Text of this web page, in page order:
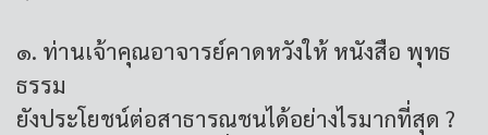
๑. ท่านเจ้าคุณอาจารย์คาดหวังให้ หนังสือ พุทธ
ธรรม
ยังประโยชน์ต่อสาธารณชนได้อย่างไรมากที่สุด ?